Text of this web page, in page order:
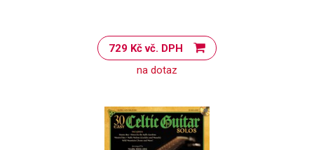
729 Kč vč. DPH
na dotaz